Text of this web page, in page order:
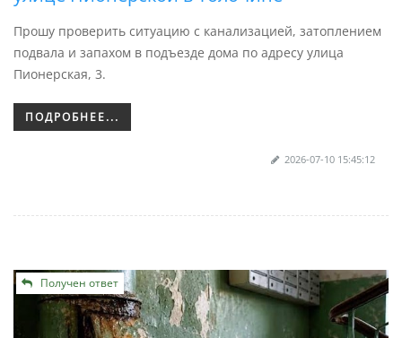
Прошу проверить ситуацию с канализацией, затоплением
подвала и запахом в подъезде дома по адресу улица
Пионерская, 3.
ПОДРОБНЕЕ...
2026-07-10 15:45:12
Получен ответ